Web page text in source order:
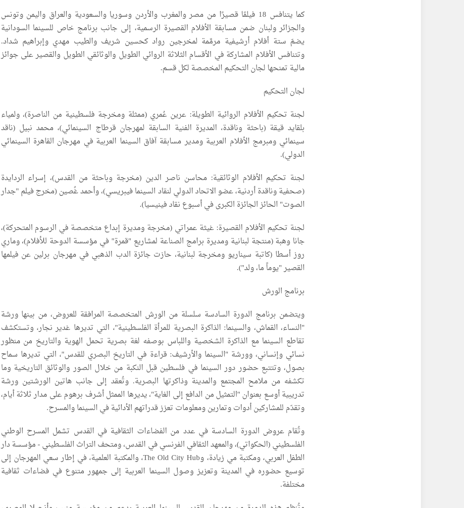
كما يتنافس 18 فيلمًا قصيرًا من مصر والمغرب والأردن وسوريا والسعودية والعراق واليمن وتونس
والجزائر ولبنان ضمن مسابقة الأفلام القصيرة الرسمية، إلى جانب برنامج خاص للسينما السودانية
يضمّ ستة أفلام أرشيفية مرمَّمة لمخرجين رواد كحسين شريف والطيب مهدي وإبراهيم شداد.
وتتنافس الأفلام المشاركة في الأقسام الثلاثة الروائي الطويل والوثائقي الطويل والقصير على جوائز
مالية تمنحها لجان التحكيم المخصصة لكل قسم.
لجان التحكيم
لجنة تحكيم الأفلام الروائية الطويلة: عرين عُمري (ممثلة ومخرجة فلسطينية من الناصرة)، ولمياء
بلقايد قيقة (باحثة وناقدة، المديرة الفنية السابقة لمهرجان قرطاج السينمائي)، محمد نبيل (ناقد
سينمائي ومبرمج الأفلام العربية ومدير مسابقة آفاق السينما العربية في مهرجان القاهرة السينمائي
الدولي).
لجنة تحكيم الأفلام الوثائقية: محاسن ناصر الدين (مخرجة وباحثة من القدس)، إسراء الردايدة
(صحفية وناقدة أردنية، عضو الاتحاد الدولي لنقاد السينما فيبريسي)، وأحمد غُصين (مخرج فيلم "جدار
الصوت" الحائز الجائزة الكبرى في أسبوع نقاد فينيسيا).
لجنة تحكيم الأفلام القصيرة: غيثة عمراتي (مخرجة ومديرة إبداع متخصصة في الرسوم المتحركة)،
جانا وهبة (منتجة لبنانية ومديرة برامج الصناعة لمشاريع "قمرة" في مؤسسة الدوحة للأفلام)، وماري
روز أسطا (كاتبة سيناريو ومخرجة لبنانية، حازت جائزة الدب الذهبي في مهرجان برلين عن فيلمها
القصير "يوماً ما، ولد").
برنامج الورش
ويتضمن برنامج الدورة السادسة سلسلة من الورش المتخصصة المرافقة للعروض، من بينها ورشة
"النساء، القماش، والسينما: الذاكرة البصرية للمرأة الفلسطينية"، التي تديرها غدير نجار، وتستكشف
تقاطع السينما مع الذاكرة الشخصية واللباس بوصفه لغة بصرية تحمل الهوية والتاريخ من منظور
نسائي وإنساني، وورشة "السينما والأرشيف: قراءة في التاريخ البصري للقدس"، التي تديرها سماح
بصول، وتتتبع حضور دور السينما في فلسطين قبل النكبة من خلال الصور والوثائق التاريخية وما
تكشفه من ملامح المجتمع والمدينة وذاكرتها البصرية. وتُعقد إلى جانب هاتين الورشتين ورشة
تدريبية أوسع بعنوان "التمثيل من الدافع إلى الغاية"، يديرها الممثل أشرف برهوم على مدار ثلاثة أيام،
وتقدّم للمشاركين أدوات وتمارين ومعلومات تعزز قدراتهم الأدائية في السينما والمسرح.
وتُقام عروض الدورة السادسة في عدد من الفضاءات الثقافية في القدس تشمل المسرح الوطني
الفلسطيني (الحكواتي)، والمعهد الثقافي الفرنسي في القدس، ومتحف التراث الفلسطيني - مؤسسة دار
الطفل العربي، ومكتبة مي زيادة، وThe Old City Hub، والمكتبة العلمية، في إطار سعي المهرجان إلى
توسيع حضوره في المدينة وتعزيز وصول السينما العربية إلى جمهور متنوع في فضاءات ثقافية
مختلفة.